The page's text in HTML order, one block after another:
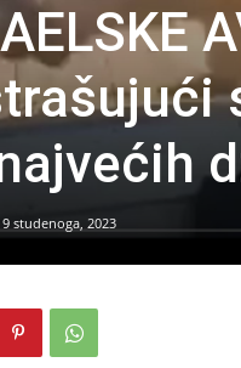
9 studenoga, 2023